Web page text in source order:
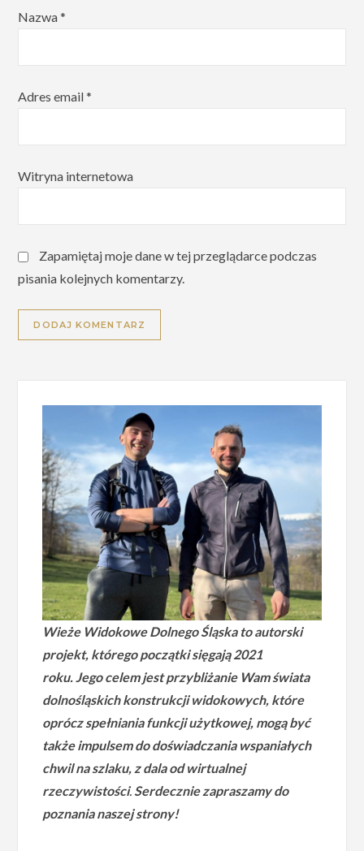
Nazwa*
Adres email*
Witryna internetowa
Zapamiętaj moje dane w tej przeglądarce podczas
pisania kolejnych komentarzy.
Wieże Widokowe Dolnego Śląska to autorski
projekt, którego początki sięgają 2021
roku.Jego celem jest przybliżanie Wam świata
dolnośląskich konstrukcji widokowych, które
oprócz spełniania funkcji użytkowej, mogą być
także impulsem do doświadczania wspaniałych
chwil na szlaku, z dala od wirtualnej
rzeczywistości.Serdecznie zapraszamy do
poznania naszej strony!